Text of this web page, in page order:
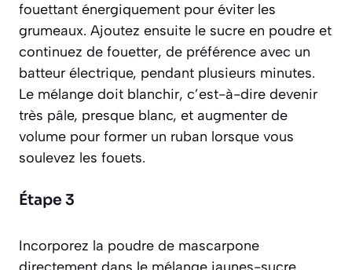
fouettant énergiquement pour éviter les
grumeaux. Ajoutez ensuite le sucre en poudre et
continuez de fouetter, de préférence avec un
batteur électrique, pendant plusieurs minutes.
Le mélange doit blanchir, c’est-à-dire devenir
très pâle, presque blanc, et augmenter de
volume pour former un ruban lorsque vous
soulevez les fouets.
Étape 3
Incorporez la poudre de mascarpone